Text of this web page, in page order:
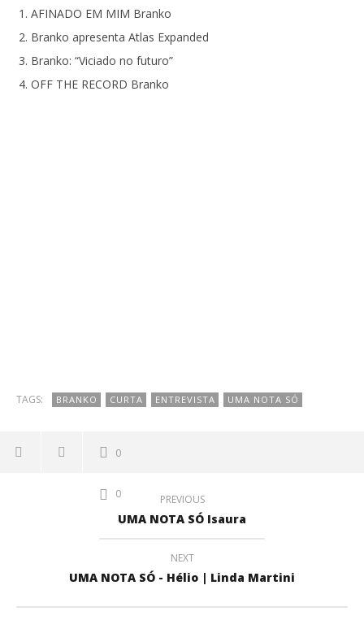
Dezembro,
Ana
AFINADO EM MIM Branko
Branko apresenta Atlas Expanded
Branko: “Viciado no futuro”
OFF THE RECORD Branko
TAGS: BRANKO CURTA ENTREVISTA UMA NOTA SÓ
0
0 PREVIOUS
UMA NOTA SÓ Isaura
NEXT
UMA NOTA SÓ - Hélio | Linda Martini